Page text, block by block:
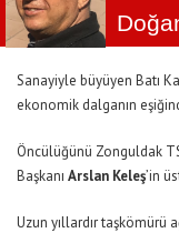
Sanayiyle büyüyen Batı
ekonomik dalganın
Öncülüğünü Zonguldak
Başkanı Arslan Keleş’in
Uzun yıllardır taşkömürü